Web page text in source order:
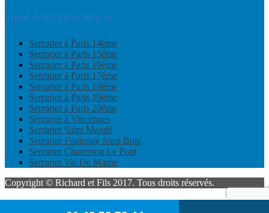
ZONE D’INTERVENTION
Serrurier à Paris 14éme
Serrurier à Paris 15éme
Serrurier à Paris 16éme
Serrurier à Paris 17éme
Serrurier à Paris 18éme
Serrurier à Paris 19éme
Serrurier à Paris 20éme
Serrurier à Vincennes
Serrurier Saint Mandé
Serrurier Fontenay Sous Bois
Serrurier Charenton Le Pont
Serrurier Val De Marne
Copyright © Richard et Fils 2017. Tous droits réservés.